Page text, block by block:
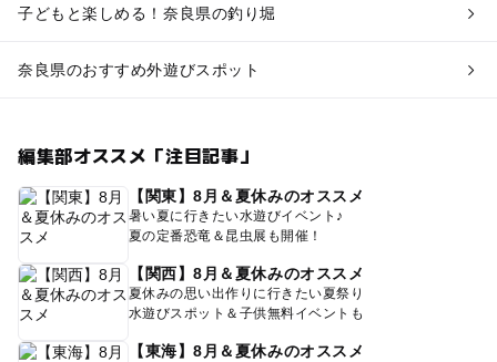
子どもと楽しめる！奈良県の釣り堀
奈良県のおすすめ外遊びスポット
編集部オススメ「注目記事」
【関東】8月＆夏休みのオススメ
暑い夏に行きたい水遊びイベント♪
夏の定番恐竜＆昆虫展も開催！
【関西】8月＆夏休みのオススメ
夏休みの思い出作りに行きたい夏祭り
水遊びスポット＆子供無料イベントも
【東海】8月＆夏休みのオススメ